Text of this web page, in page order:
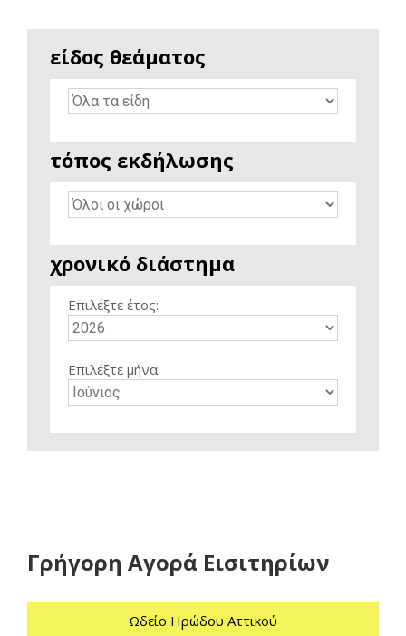
είδος θεάματος
τόπος εκδήλωσης
χρονικό διάστημα
Επιλέξτε έτος:
Επιλέξτε μήνα:
Γρήγορη Αγορά Εισιτηρίων
Ωδείο Ηρώδου Αττικού